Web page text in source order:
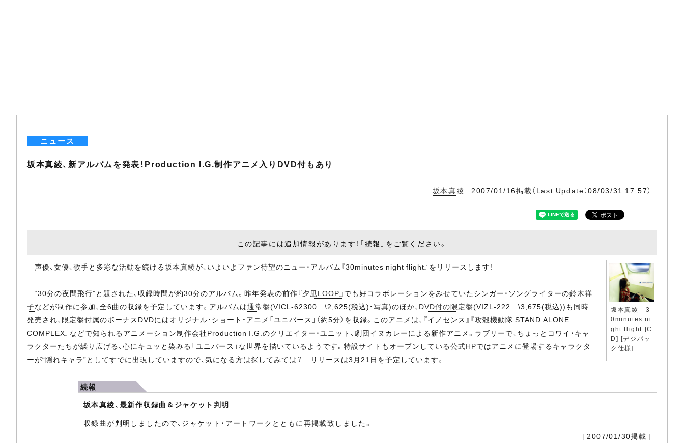
ニュース
坂本真綾、新アルバムを発表！Production I.G.制作アニメ入りDVD付もあり
坂本真綾 2007/01/16掲載（Last Update：08/03/31 17:57）
この記事には追加情報があります！「続報」をご覧ください。
坂本真綾 - 3
0minutes ni
ght flight [C
D] [デジパッ
ク仕様]
声優、女優、歌手と多彩な活動を続ける坂本真綾が、いよいよファン待望のニュー・アルバム『30minutes night flight』をリリースします！
“30分の夜間飛行”と題された、収録時間が約30分のアルバム。昨年発表の前作『夕凪LOOP』 でも好コラボレーションをみせていたシンガー・ソングライターの鈴木祥
子などが制作に参加、全6曲の収録を予定しています。アルバムは通常盤(VICL-62300 \2,625(税込)・写真)のほか、 DVD付の限定盤(VIZL-222 \3,675(税込))も同時
発売され、限定盤付属のボーナスDVDにはオリジナル・ショート・アニメ「ユニバース」（約5分）を収録。このアニメは、『イノセンス』『攻殻機動隊 STAND ALONE
COMPLEX』などで知られるアニメーション制作会社Production I.G.のクリエイター・ユニット、劇団イヌカレーによる新作アニメ。ラブリーで、ちょっとコワイ・キャ
ラクターたちが繰り広げる、心にキュッと染みる「ユニバース」な世界を描いているようです。 特設サイト もオープンしている公式HPではアニメに登場するキャラクタ
ーが“隠れキャラ”としてすでに出現していますので、気になる方は探してみては？ リリースは3月21日を予定しています。
続報
坂本真綾、最新作収録曲＆ジャケット判明
収録曲が判明しましたので、ジャケット・アートワークとともに再掲載致しました。
[ 2007/01/30掲載 ]